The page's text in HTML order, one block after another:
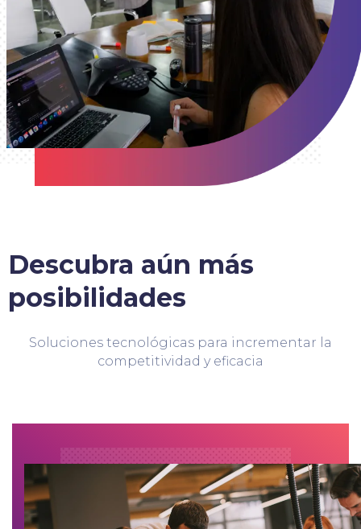
Descubra aún más
posibilidades
Soluciones tecnológicas para incrementar la
competitividad y eficacia